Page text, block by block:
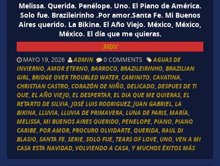
Melissa. Querida. Penélope. Uno. El Piano de América.
Solo fue. Brazileirinho .Por amor.Santa Fe. Mi Buenos
Aires querido. La Bikina. El Año Viejo. México, México,
México. El día que me quieras.
MDV
MAYO 19, 2026 ADMIN 0 COMMENTS
AGUAS DE
INVIERNO, AMOR ETERNO, BARROCO, BRAZILEIRINHO, BRAZILIAN
GIRL, BRIDGE OVER TROUBLED WATER, CAMINITO, CAVATINA
CHRISTIAN CASTRO, CORAZÓN DE NIÑO, DELICADO, DESPUES DE TI
QUE, EL AÑO VIEJO, EL DESPERTAR, EL DIA QUE ME QUIERAS, EL
RETARTO DE SILVIA JOSÉ LUIS RODRIGUEZ, JUAN GABRIEL, LA
BIKINA LLUVIA LLUVIA DE PRIMAVERA LUNA DE PARIS, MARÍA
MELISSA MI BUENOS AIRES QUERIDO, PENELOPE, PIANO, PIANO
CARIBE, POR AMOR, PROCURO OLVIDARTE, QUERIDA RAUL DI
BLASIO, SANTA FE, SERIE, SOLO FUE, TEARS OF LOVE, UNO, VEN A MI
CASA ESTA NAVIDAD, VOLVIENDO A CASA Y MUCHOS ÉXITOS MÁS